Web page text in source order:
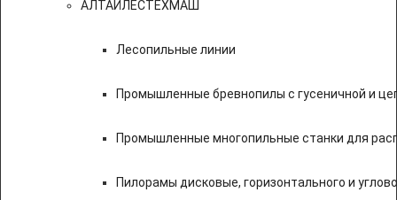
АЛТАЙЛЕСТЕХМАШ
Лесопильные линии
Промышленные бревнопилы с гусеничной и
Промышленные многопильные станки для
Пилорамы дисковые, горизонтального и